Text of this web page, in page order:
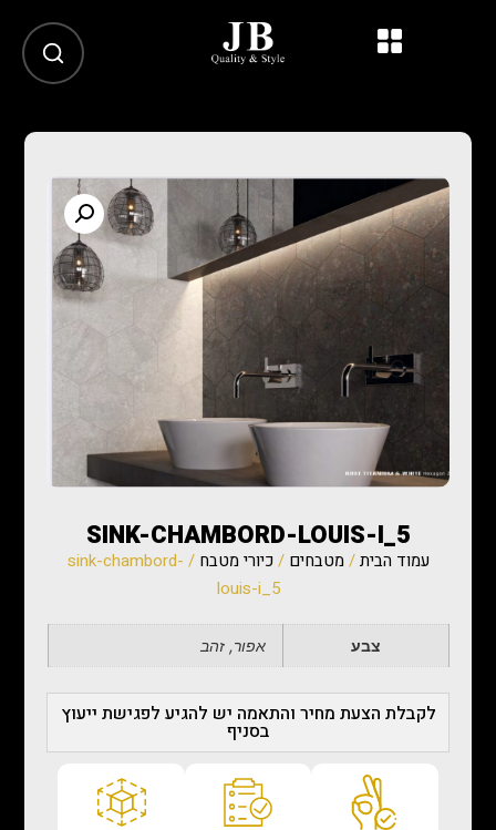
SINK-CHAMBORD-LOUIS-I_5
עמוד הבית/ מטבחים / כיורי מטבח
/ sink-chambord-
louis-i_5
צבע אפור, זהב
לקבלת הצעת מחיר והתאמה יש להגיע לפגישת ייעוץ
בסניף